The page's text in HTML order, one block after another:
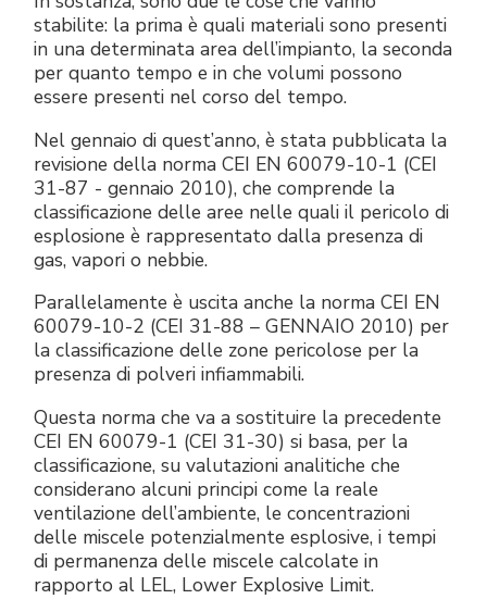
stabilite: la prima è quali materiali sono presenti
in una determinata area dell’impianto, la seconda
per quanto tempo e in che volumi possono
essere presenti nel corso del tempo.
Nel gennaio di quest’anno, è stata pubblicata la
revisione della norma CEI EN 60079-10-1 (CEI
31-87 - gennaio 2010), che comprende la
classificazione delle aree nelle quali il pericolo di
esplosione è rappresentato dalla presenza di
gas, vapori o nebbie.
Parallelamente è uscita anche la norma CEI EN
60079-10-2 (CEI 31-88 – GENNAIO 2010) per
la classificazione delle zone pericolose per la
presenza di polveri infiammabili.
Questa norma che va a sostituire la precedente
CEI EN 60079-1 (CEI 31-30) si basa, per la
classificazione, su valutazioni analitiche che
considerano alcuni principi come la reale
ventilazione dell’ambiente, le concentrazioni
delle miscele potenzialmente esplosive, i tempi
di permanenza delle miscele calcolate in
rapporto al LEL, Lower Explosive Limit.